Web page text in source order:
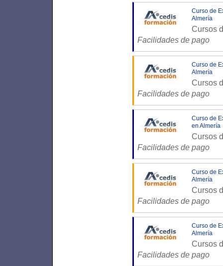
Curso de
Almería
Cursos
Facilidades de pago
Curso de
Almería
Cursos
Facilidades de pago
Curso de
en Almería
Cursos
Facilidades de pago
Curso de
Almería
Cursos
Facilidades de pago
Curso de
Almería
Cursos
Facilidades de pago